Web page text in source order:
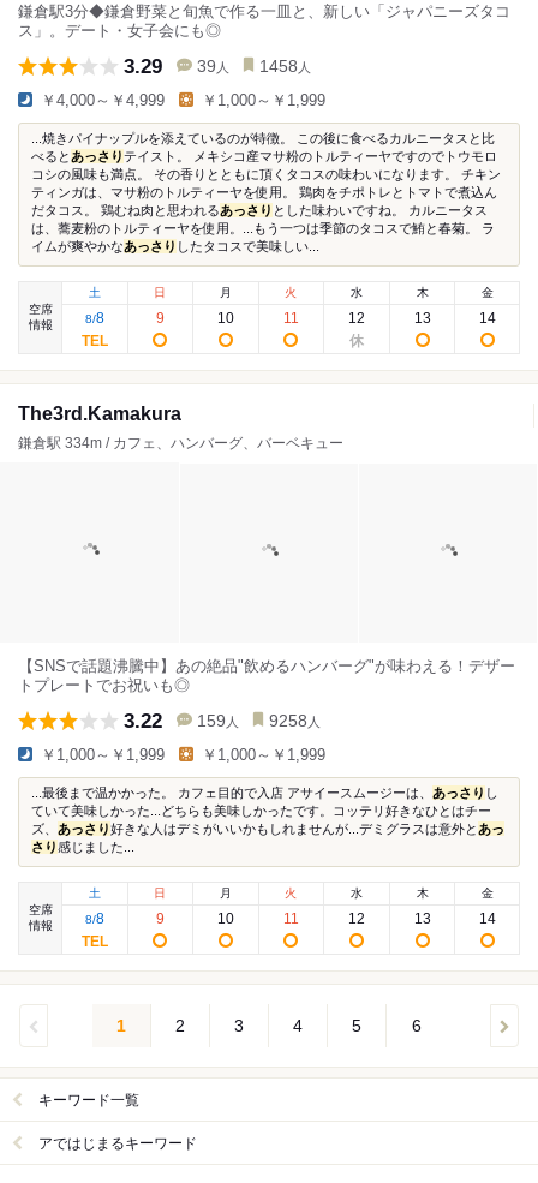
鎌倉駅3分◆鎌倉野菜と旬魚で作る一皿と、新しい「ジャパニーズタコ
ス」。デート・女子会にも◎
3.29 39 人 1458 人
￥4,000～￥4,999 ￥1,000～￥1,999
...焼きパイナップルを添えているのが特徴。 この後に食べるカルニータスと比
べると あっさりテイスト。 メキシコ産マサ粉のトルティーヤですのでトウモロ
コシの風味も満点。 その香りとともに頂くタコスの味わいになります。 チキン
ティンガは、マサ粉のトルティーヤを使用。 鶏肉をチポトレとトマトで煮込ん
だタコス。 鶏むね肉と思われるあっさり とした味わいですね。 カルニータス
は、蕎麦粉のトルティーヤを使用。...もう一つは季節のタコスで鮪と春菊。 ラ
イムが爽やかなあっさり したタコスで美味しい...
空席
情報
土
8/8
日
9
月
10
火
11
水
12
木
13
金
14
The3rd.Kamakura
鎌倉駅 334m / カフェ、ハンバーグ、バーベキュー
【SNSで話題沸騰中】あの絶品"飲めるハンバーグ"が味わえる！デザー
トプレートでお祝いも◎
3.22 159 人 9258 人
￥1,000～￥1,999 ￥1,000～￥1,999
...最後まで温かかった。 カフェ目的で入店 アサイースムージーは、 あっさり し
ていて美味しかった...どちらも美味しかったです。コッテリ好きなひとはチー
ズ、 あっさり好きな人はデミがいいかもしれませんが...デミグラスは意外と あっ
さり感じました...
空席
情報
土
8/8
日
9
月
10
火
11
水
12
木
13
金
14
1 2 3 4 5 6
キーワード一覧
アではじまるキーワード